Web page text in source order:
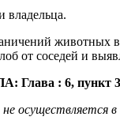
владельца.
от соседей и
Глава : 6, пункт
не